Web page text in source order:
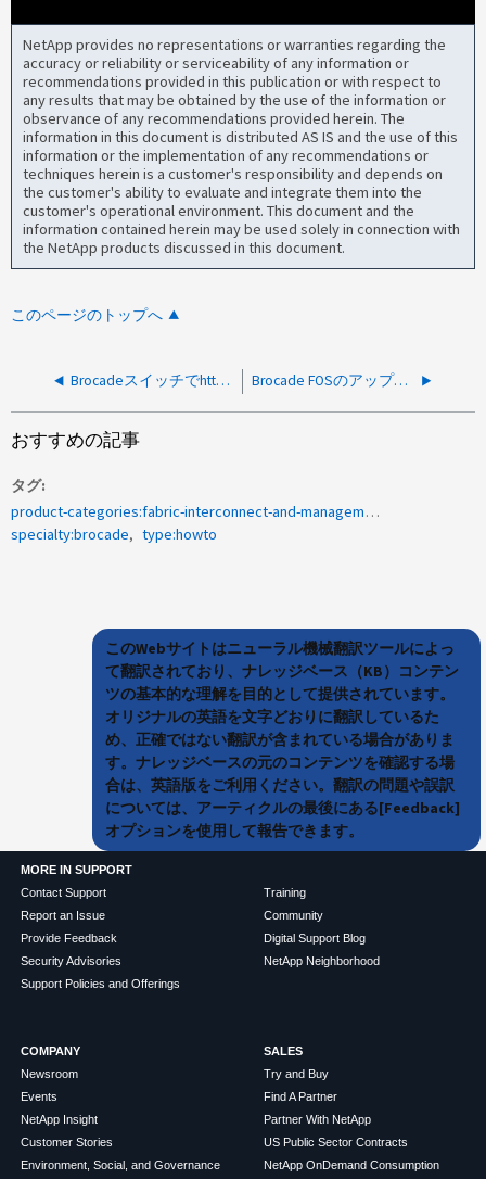
NetApp provides no representations or warranties regarding the
accuracy or reliability or serviceability of any information or
recommendations provided in this publication or with respect to
any results that may be obtained by the use of the information or
observance of any recommendations provided herein. The
information in this document is distributed AS IS and the use of this
information or the implementation of any recommendations or
techniques herein is a customer's responsibility and depends on
the customer's ability to evaluate and integrate them into the
customer's operational environment. This document and the
information contained herein may be used solely in connection with
the NetApp products discussed in this document.
このページのトップへ
Brocadeスイッチでhttpが有効になっているかどうかを確認する方法 Brocade FOSのアップグレードを実行する際に使用するファイルを選択する方法
おすすめの記事
タグ
product-categories:fabric-interconnect-and-management-switches
specialty:brocade
type:howto
このWebサイトはニューラル機械翻訳ツールによっ
て翻訳されており、ナレッジベース（KB）コンテン
ツの基本的な理解を目的として提供されています。
オリジナルの英語を文字どおりに翻訳しているた
め、正確ではない翻訳が含まれている場合がありま
す。ナレッジベースの元のコンテンツを確認する場
合は、英語版をご利用ください。翻訳の問題や誤訳
については、アーティクルの最後にある[Feedback]
オプションを使用して報告できます。
MORE IN SUPPORT
Contact Support
Report an Issue
Provide Feedback
Security Advisories
Support Policies and Offerings
Training
Community
Digital Support Blog
NetApp Neighborhood
COMPANY
Newsroom
Events
NetApp Insight
Customer Stories
Environment, Social, and Governance
SALES
Try and Buy
Find A Partner
Partner With NetApp
US Public Sector Contracts
NetApp OnDemand Consumption